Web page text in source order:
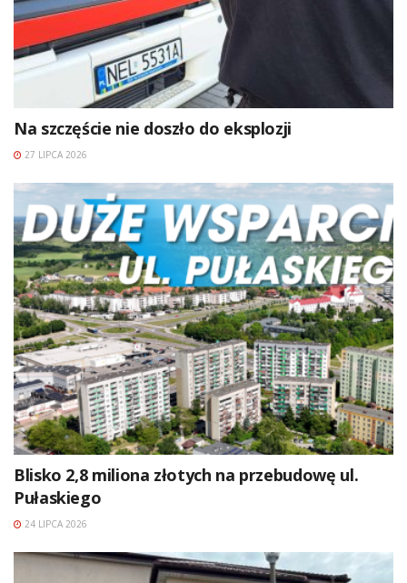
Na szczęście nie doszło do eksplozji
27 LIPCA 2026
Blisko 2,8 miliona złotych na przebudowę ul.
Pułaskiego
24 LIPCA 2026